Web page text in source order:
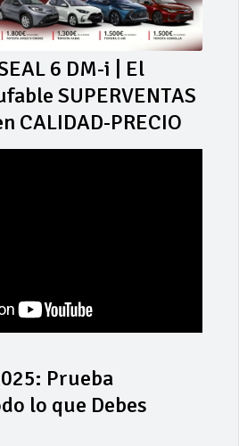
6 DM-i | El
SUPERVENTAS
CALIDAD-PRECIO
Prueba
lo que Debes